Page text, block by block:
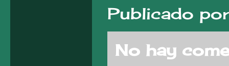
Publicado
No hay